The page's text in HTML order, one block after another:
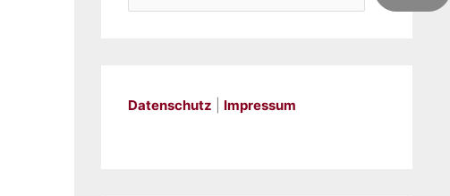
Datenschutz Impressum